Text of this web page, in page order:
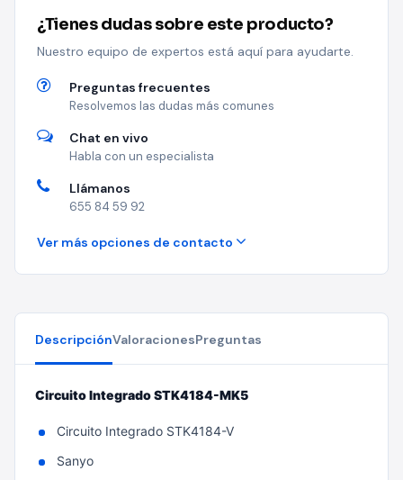
¿Tienes dudas sobre este producto?
Nuestro equipo de expertos está aquí para ayudarte.
Preguntas frecuentes
Resolvemos las dudas más comunes
Chat en vivo
Habla con un especialista
Llámanos
655 84 59 92
Ver más opciones de contacto
DescripciónValoracionesPreguntas
Circuito Integrado STK4184-MK5
Circuito Integrado STK4184-V
Sanyo